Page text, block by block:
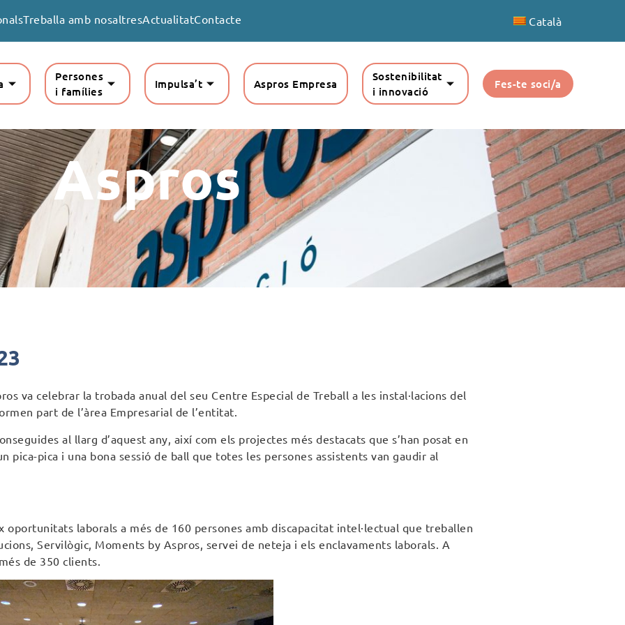
Treballa amb nosaltresActualitatContacte Català
Persones
i famílies
Impulsa’t Aspros Empresa
Sostenibilitat
i innovació
Fes-te soci/a
Aspros
va celebrar la trobada anual del seu Centre Especial de Treball a les instal·lacions del
part de l’àrea Empresarial de l’entitat.
al llarg d’aquest any, així com els projectes més destacats que s’han posat en
pica-pica i una bona sessió de ball que totes les persones assistents van gaudir al
oportunitats laborals a més de 160 persones amb discapacitat intel·lectual que treballen
Servilògic, Moments by Aspros, servei de neteja i els enclavaments laborals. A
de 350 clients.